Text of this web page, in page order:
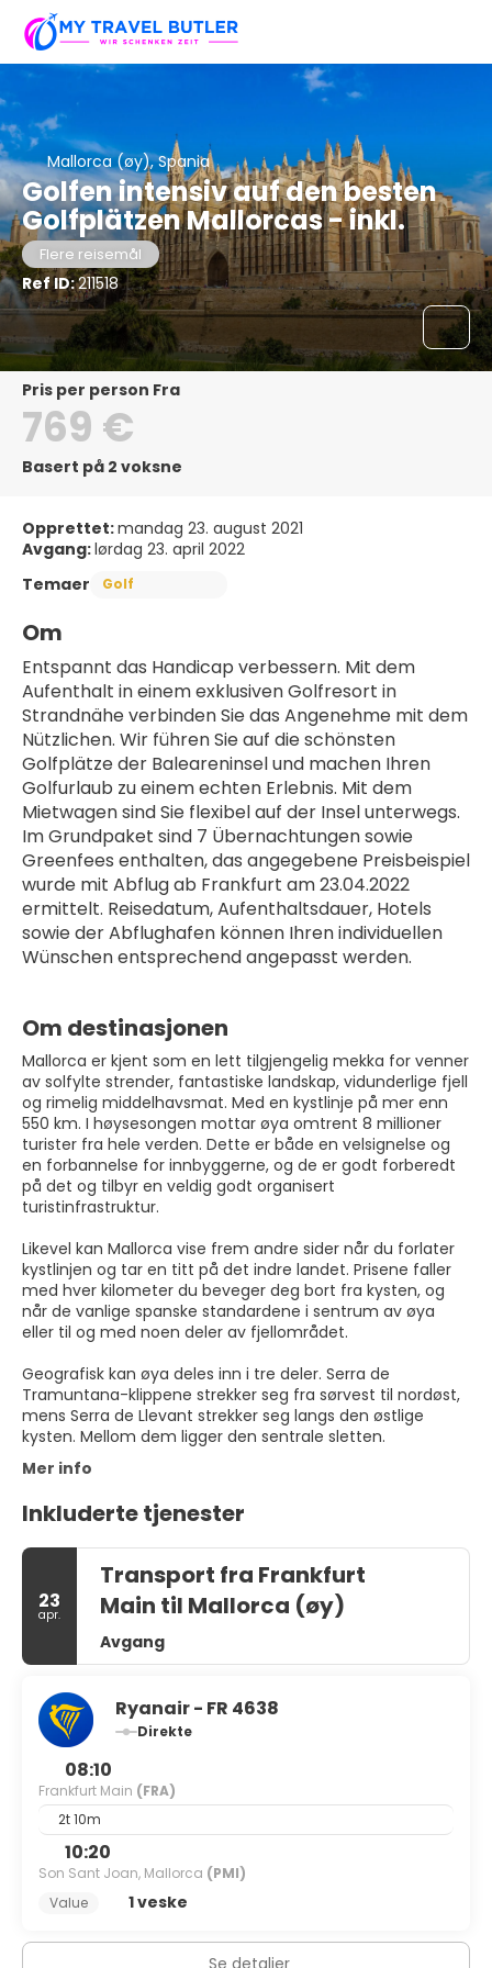
Mallorca (øy), Spania
Golfen intensiv auf den besten
Golfplätzen Mallorcas - inkl.
Flere reisemål
Ref ID:211518
pris per person Fra
769 €
Basert på 2 voksne
Opprettet:mandag 23. august 2021
Avgang:lørdag 23. april 2022
Temaer
Golf
Om
Entspannt das Handicap verbessern. Mit dem
Aufenthalt in einem exklusiven Golfresort in
Strandnähe verbinden Sie das Angenehme mit dem
Nützlichen. Wir führen Sie auf die schönsten
Golfplätze der Baleareninsel und machen Ihren
Golfurlaub zu einem echten Erlebnis. Mit dem
Mietwagen sind Sie flexibel auf der Insel unterwegs.
Im Grundpaket sind 7 Übernachtungen sowie
Greenfees enthalten, das angegebene Preisbeispiel
wurde mit Abflug ab Frankfurt am 23.04.2022
ermittelt. Reisedatum, Aufenthaltsdauer, Hotels
sowie der Abflughafen können Ihren individuellen
Wünschen entsprechend angepasst werden.
Om destinasjonen
Mallorca er kjent som en lett tilgjengelig mekka for venner
av solfylte strender, fantastiske landskap, vidunderlige fjell
og rimelig middelhavsmat. Med en kystlinje på mer enn
550 km. I høysesongen mottar øya omtrent 8 millioner
turister fra hele verden. Dette er både en velsignelse og
en forbannelse for innbyggerne, og de er godt forberedt
på det og tilbyr en veldig godt organisert
turistinfrastruktur.
Likevel kan Mallorca vise frem andre sider når du forlater
kystlinjen og tar en titt på det indre landet. Prisene faller
med hver kilometer du beveger deg bort fra kysten, og
når de vanlige spanske standardene i sentrum av øya
eller til og med noen deler av fjellområdet.
Geografisk kan øya deles inn i tre deler. Serra de
Tramuntana-klippene strekker seg fra sørvest til nordøst,
mens Serra de Llevant strekker seg langs den østlige
kysten. Mellom dem ligger den sentrale sletten.
Mer info
Inkluderte tjenester
23
apr.
Transport fra Frankfurt
Main til Mallorca (øy)
Avgang
Ryanair - FR 4638
Direkte
08:10
Frankfurt Main (FRA)
2t 10m
10:20
Son Sant Joan, Mallorca (PMI)
Value
1 veske
Se detaljer